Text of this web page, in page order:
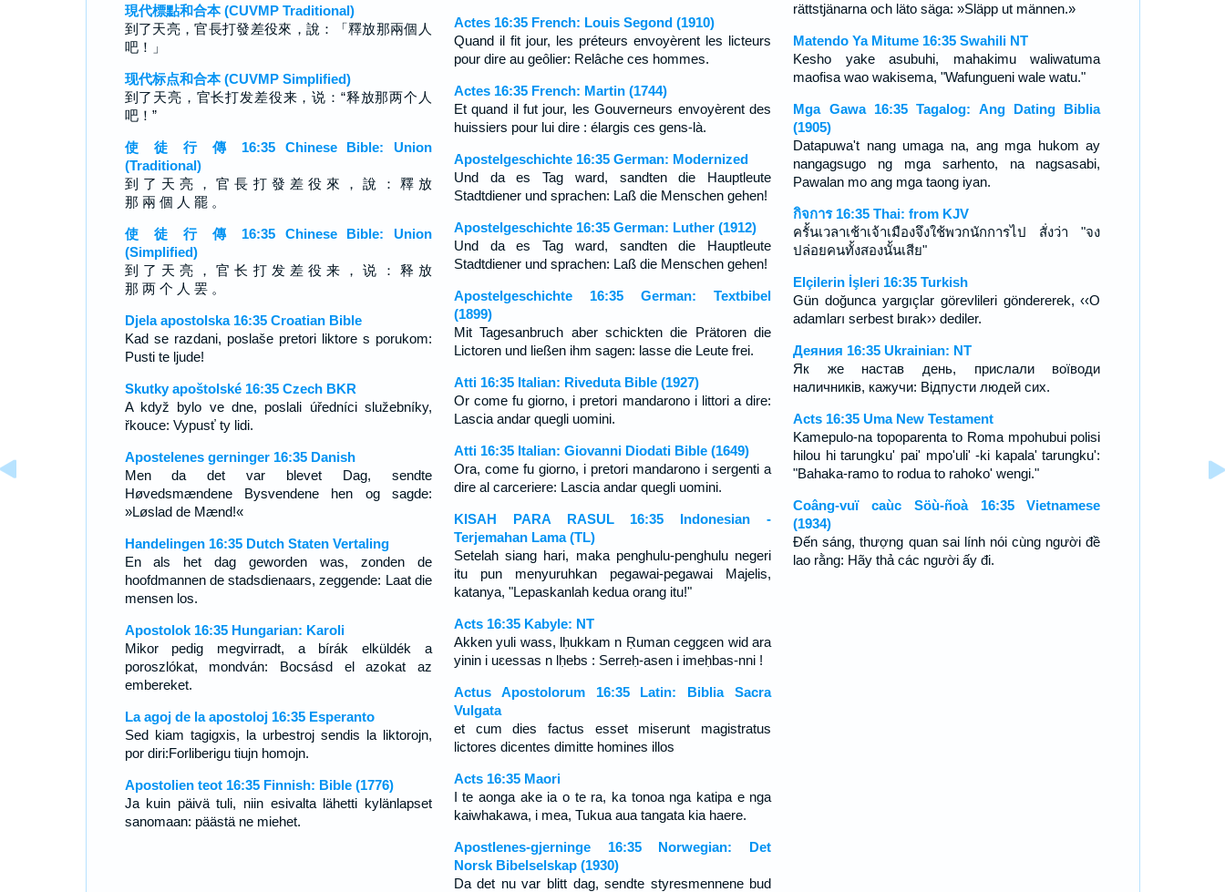
現代標點和合本 (CUVMP Traditional)
到了天亮，官長打發差役來，說：「釋放那兩個人
吧！」
现代标点和合本 (CUVMP Simplified)
到了天亮，官长打发差役来，说：“释放那两个人
吧！”
使 徒 行 傳 16:35 Chinese Bible: Union
(Traditional)
到 了 天 亮 ， 官 長 打 發 差 役 來 ， 說 ： 釋 放
那 兩 個 人 罷 。
使 徒 行 傳 16:35 Chinese Bible: Union
(Simplified)
到 了 天 亮 ， 官 长 打 发 差 役 来 ， 说 ： 释 放
那 两 个 人 罢 。
Djela apostolska 16:35 Croatian Bible
Kad se razdani, poslaše pretori liktore s porukom:
Pusti te ljude!
Skutky apoštolské 16:35 Czech BKR
A když bylo ve dne, poslali úředníci služebníky,
řkouce: Vypusť ty lidi.
Apostelenes gerninger 16:35 Danish
Men da det var blevet Dag, sendte
Høvedsmændene Bysvendene hen og sagde:
»Løslad de Mænd!«
Handelingen 16:35 Dutch Staten Vertaling
En als het dag geworden was, zonden de
hoofdmannen de stadsdienaars, zeggende: Laat die
mensen los.
Apostolok 16:35 Hungarian: Karoli
Mikor pedig megvirradt, a bírák elküldék a
poroszlókat, mondván: Bocsásd el azokat az
embereket.
La agoj de la apostoloj 16:35 Esperanto
Sed kiam tagigxis, la urbestroj sendis la liktorojn,
por diri:Forliberigu tiujn homojn.
Apostolien teot 16:35 Finnish: Bible (1776)
Ja kuin päivä tuli, niin esivalta lähetti kylänlapset
sanomaan: päästä ne miehet.
Actes 16:35 French: Louis Segond (1910)
Quand il fit jour, les préteurs envoyèrent les licteurs
pour dire au geôlier: Relâche ces hommes.
Actes 16:35 French: Martin (1744)
Et quand il fut jour, les Gouverneurs envoyèrent des
huissiers pour lui dire : élargis ces gens-là.
Apostelgeschichte 16:35 German: Modernized
Und da es Tag ward, sandten die Hauptleute
Stadtdiener und sprachen: Laß die Menschen gehen!
Apostelgeschichte 16:35 German: Luther (1912)
Und da es Tag ward, sandten die Hauptleute
Stadtdiener und sprachen: Laß die Menschen gehen!
Apostelgeschichte 16:35 German: Textbibel
(1899)
Mit Tagesanbruch aber schickten die Prätoren die
Lictoren und ließen ihm sagen: lasse die Leute frei.
Atti 16:35 Italian: Riveduta Bible (1927)
Or come fu giorno, i pretori mandarono i littori a dire:
Lascia andar quegli uomini.
Atti 16:35 Italian: Giovanni Diodati Bible (1649)
Ora, come fu giorno, i pretori mandarono i sergenti a
dire al carceriere: Lascia andar quegli uomini.
KISAH PARA RASUL 16:35 Indonesian -
Terjemahan Lama (TL)
Setelah siang hari, maka penghulu-penghulu negeri
itu pun menyuruhkan pegawai-pegawai Majelis,
katanya, "Lepaskanlah kedua orang itu!"
Acts 16:35 Kabyle: NT
Akken yuli wass, lḥukkam n Ṛuman ceggɛen wid ara
yinin i uɛessas n lḥebs : Serreḥ-asen i imeḥbas-nni !
Actus Apostolorum 16:35 Latin: Biblia Sacra
Vulgata
et cum dies factus esset miserunt magistratus
lictores dicentes dimitte homines illos
Acts 16:35 Maori
I te aonga ake ia o te ra, ka tonoa nga katipa e nga
kaiwhakawa, i mea, Tukua aua tangata kia haere.
Apostlenes-gjerninge 16:35 Norwegian: Det
Norsk Bibelselskap (1930)
Da det nu var blitt dag, sendte styresmennene bud
rättstjänarna och läto säga: »Släpp ut männen.»
Matendo Ya Mitume 16:35 Swahili NT
Kesho yake asubuhi, mahakimu waliwatuma
maofisa wao wakisema, "Wafungueni wale watu."
Mga Gawa 16:35 Tagalog: Ang Dating Biblia
(1905)
Datapuwa't nang umaga na, ang mga hukom ay
nangagsugo ng mga sarhento, na nagsasabi,
Pawalan mo ang mga taong iyan.
กิจการ 16:35 Thai: from KJV
ครั้นเวลาเช้าเจ้าเมืองจึงใช้พวกนักการไป สั่งว่า "จง
ปล่อยคนทั้งสองนั้นเสีย"
Elçilerin İşleri 16:35 Turkish
Gün doğunca yargıçlar görevlileri göndererek, ‹‹O
adamları serbest bırak›› dediler.
Деяния 16:35 Ukrainian: NT
Як же настав день, прислали воїводи
наличників, кажучи: Відпусти людей сих.
Acts 16:35 Uma New Testament
Kamepulo-na topoparenta to Roma mpohubui polisi
hilou hi tarungku' pai' mpo'uli' -ki kapala' tarungku':
"Bahaka-ramo to rodua to rahoko' wengi."
Coâng-vuï caùc Söù-ñoà 16:35 Vietnamese
(1934)
Ðến sáng, thượng quan sai lính nói cùng người đề
lao rằng: Hãy thả các người ấy đi.